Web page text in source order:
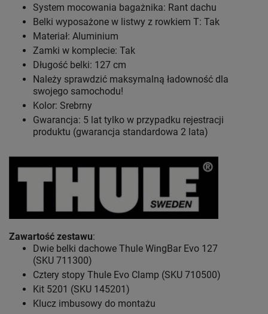
System mocowania bagażnika: Rant dachu
Belki wyposażone w listwy z rowkiem T: Tak
Materiał: Aluminium
Zamki w komplecie: Tak
Długość belki: 127 cm
Należy sprawdzić maksymalną ładowność dla
swojego samochodu!
Kolor: Srebrny
Gwarancja: 5 lat tylko w przypadku rejestracji
produktu (gwarancja standardowa 2 lata)
Zawartość zestawu:
Dwie belki dachowe Thule WingBar Evo 127
(SKU 711300)
Cztery stopy Thule Evo Clamp (SKU 710500)
Kit 5201 (SKU 145201)
Klucz imbusowy do montażu